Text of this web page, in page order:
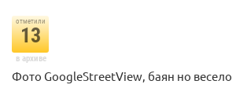
отметили
13
в архиве
Фото GoogleStreetView, баян но весело